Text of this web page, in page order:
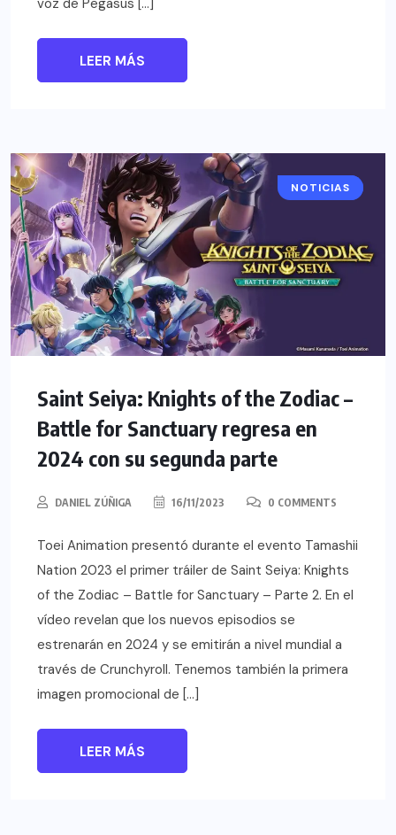
LEER MÁS
ANIME
NOTICIAS
Saint Seiya: Knights of the Zodiac –
Battle for Sanctuary regresa en
2024 con su segunda parte
DANIEL ZÚÑIGA 16/11/2023 0 COMMENTS
Toei Animation presentó durante el evento Tamashii
Nation 2023 el primer tráiler de Saint Seiya: Knights
of the Zodiac – Battle for Sanctuary – Parte 2. En el
vídeo revelan que los nuevos episodios se
estrenarán en 2024 y se emitirán a nivel mundial a
través de Crunchyroll. Tenemos también la primera
imagen promocional de […]
LEER MÁS